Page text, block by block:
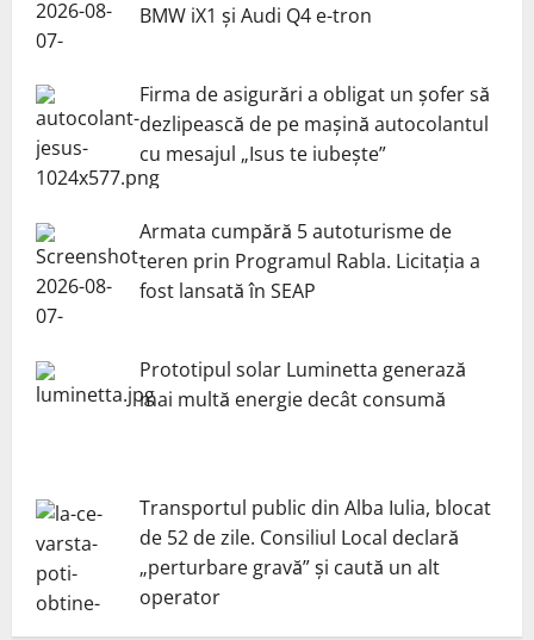
BMW iX1 și Audi Q4 e-tron
Firma de asigurări a obligat un șofer să
dezlipească de pe mașină autocolantul
cu mesajul „Isus te iubește”
Armata cumpără 5 autoturisme de
teren prin Programul Rabla. Licitația a
fost lansată în SEAP
Prototipul solar Luminetta generază
mai multă energie decât consumă
Transportul public din Alba Iulia, blocat
de 52 de zile. Consiliul Local declară
„perturbare gravă” și caută un alt
operator